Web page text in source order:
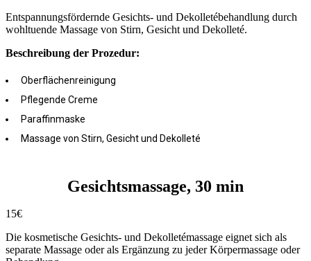
Entspannungsfördernde Gesichts- und Dekolletébehandlung durch
wohltuende Massage von Stirn, Gesicht und Dekolleté.
Beschreibung der Prozedur:
Oberflächenreinigung
Pflegende Creme
Paraffinmaske
Massage von Stirn, Gesicht und Dekolleté
Gesichtsmassage, 30 min
15€
Die kosmetische Gesichts- und Dekolletémassage eignet sich als
separate Massage oder als Ergänzung zu jeder Körpermassage oder